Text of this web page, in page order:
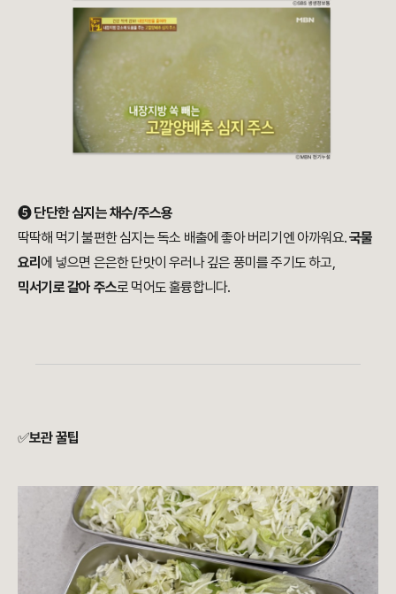
➎단단한 심지는 채수/주스용
딱딱해 먹기 불편한 심지는 독소 배출에 좋아 버리기엔 아까워요.국물
요리에 넣으면 은은한 단맛이 우러나 깊은 풍미를 주기도 하고,
믹서기로 갈아 주스로 먹어도 훌륭합니다.
✅보관 꿀팁